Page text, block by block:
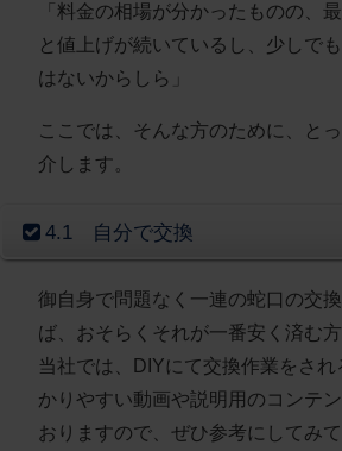
「料金の相場が分かったものの、
と値上げが続いているし、少しで
はないからしら」
ここでは、そんな方のために、と
介します。
4.1 自分で交換
御自身で問題なく一連の蛇口の交
ば、おそらくそれが一番安く済む
当社では、DIYにて交換作業をさ
かりやすい動画や説明用のコンテ
おりますので、ぜひ参考にしてみて